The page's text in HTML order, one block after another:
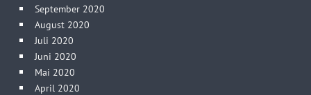
September 2020
August 2020
Juli 2020
Juni 2020
Mai 2020
April 2020